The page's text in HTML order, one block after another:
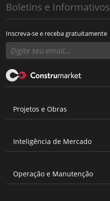
Boletins e Informativos
Inscreva-se e receba gratuitamente
Projetos e Obras
Inteligência de Mercado
Operação e Manutenção